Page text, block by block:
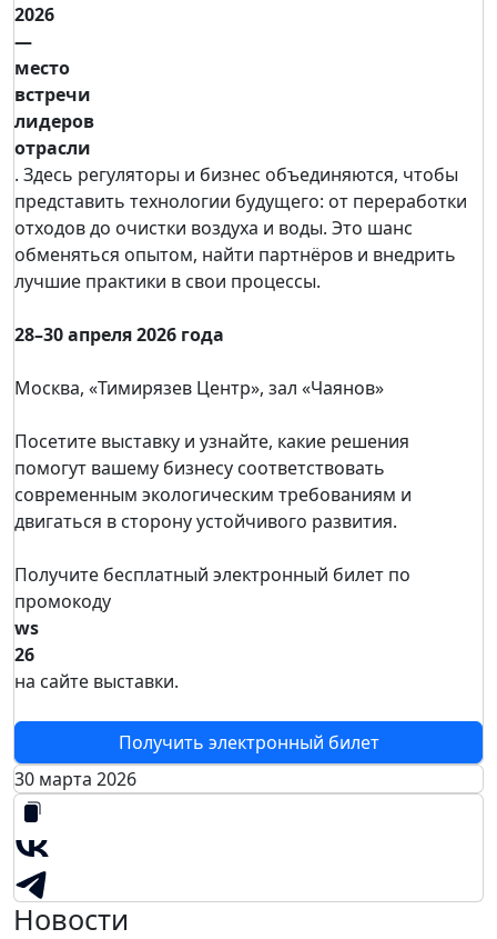
2026
—
место
встречи
лидеров
отрасли
. Здесь регуляторы и бизнес объединяются, чтобы
представить технологии будущего: от переработки
отходов до очистки воздуха и воды. Это шанс
обменяться опытом, найти партнёров и внедрить
лучшие практики в свои процессы.
28–30 апреля 2026 года
Москва, «Тимирязев Центр», зал «Чаянов»
Посетите выставку и узнайте, какие решения
помогут вашему бизнесу соответствовать
современным экологическим требованиям и
двигаться в сторону устойчивого развития.
Получите бесплатный электронный билет по
промокоду
ws
26
на сайте выставки.
Получить электронный билет
30 марта 2026
Новости